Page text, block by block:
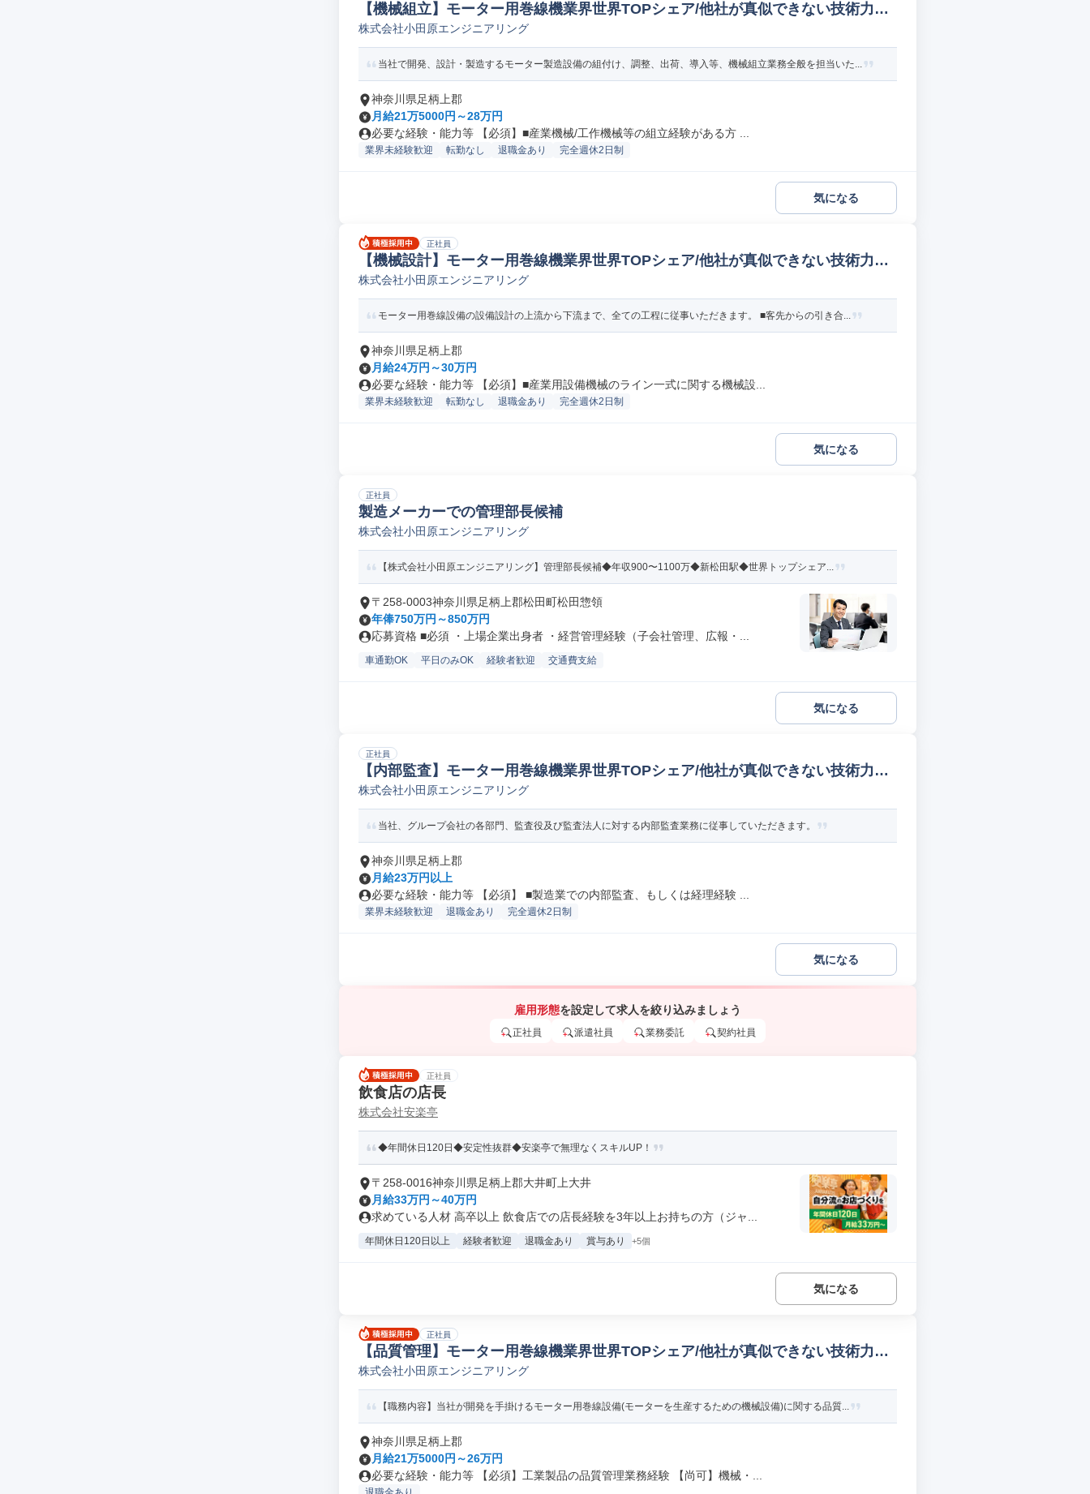
【機械組立】モーター用巻線機業界世界TOPシェア/他社が真似できない技術力保
有 機械フィールド/サポートエンジニア
株式会社小田原エンジニアリング
当社で開発、設計・製造するモーター製造設備の組付け、調整、出荷、導入等、機械組立業務全般を担当いた...
神奈川県足柄上郡
月給21万5000円～28万円
必要な経験・能力等 【必須】■産業機械/工作機械等の組立経験がある方 ...
業界未経験歓迎 転勤なし 退職金あり 完全週休2日制
気になる
正社員
【機械設計】モーター用巻線機業界世界TOPシェア/他社が真似できない技術力保
有 機械研究開発
株式会社小田原エンジニアリング
モーター用巻線設備の設備設計の上流から下流まで、全ての工程に従事いただきます。 ■客先からの引き合...
神奈川県足柄上郡
月給24万円～30万円
必要な経験・能力等 【必須】■産業用設備機械のライン一式に関する機械設...
業界未経験歓迎 転勤なし 退職金あり 完全週休2日制
気になる
正社員
製造メーカーでの管理部長候補
株式会社小田原エンジニアリング
【株式会社小田原エンジニアリング】管理部長候補◆年収900〜1100万◆新松田駅◆世界トップシェア...
〒258-0003神奈川県足柄上郡松田町松田惣領
年俸750万円～850万円
応募資格 ■必須 ・上場企業出身者 ・経営管理経験（子会社管理、広報・...
車通勤OK 平日のみOK 経験者歓迎 交通費支給
気になる
正社員
【内部監査】モーター用巻線機業界世界TOPシェア/他社が真似できない技術力保
有 内部監査
株式会社小田原エンジニアリング
当社、グループ会社の各部門、監査役及び監査法人に対する内部監査業務に従事していただきます。
神奈川県足柄上郡
月給23万円以上
必要な経験・能力等 【必須】 ■製造業での内部監査、もしくは経理経験 ...
業界未経験歓迎 退職金あり 完全週休2日制
気になる
雇用形態を設定して求人を絞り込みましょう
正社員 派遣社員 業務委託 契約社員
正社員
飲食店の店長
株式会社安楽亭
◆年間休日120日◆安定性抜群◆安楽亭で無理なくスキルUP！
〒258-0016神奈川県足柄上郡大井町上大井
月給33万円～40万円
求めている人材 高卒以上 飲食店での店長経験を3年以上お持ちの方（ジャ...
年間休日120日以上 経験者歓迎 退職金あり 賞与あり +5個
気になる
正社員
【品質管理】モーター用巻線機業界世界TOPシェア/他社が真似できない技術力保
有 その他品質管理(機械/電気/電子製品専門職)
株式会社小田原エンジニアリング
【職務内容】当社が開発を手掛けるモーター用巻線設備(モーターを生産するための機械設備)に関する品質...
神奈川県足柄上郡
月給21万5000円～26万円
必要な経験・能力等 【必須】工業製品の品質管理業務経験 【尚可】機械・...